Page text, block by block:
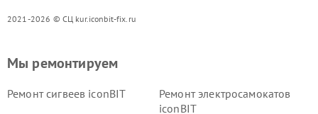
2021-2026 © СЦ kur.iconbit-fix.ru
Мы ремонтируем
Ремонт сигвеев iconBIT
Ремонт электросамокатов
iconBIT